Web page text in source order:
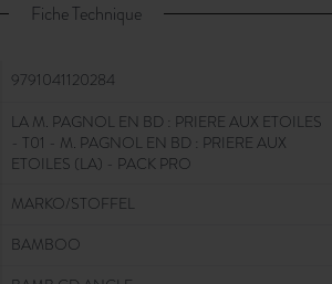
Fiche Technique
9791041120284
LA M. PAGNOL EN BD : PRIERE AUX ETOILES
- T01 - M. PAGNOL EN BD : PRIERE AUX
ETOILES (LA) - PACK PRO
MARKO/STOFFEL
BAMBOO